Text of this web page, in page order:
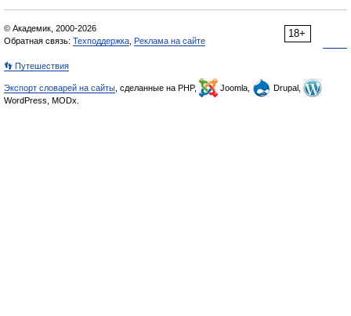
18+
© Академик, 2000-2026
Обратная связь: Техподдержка Реклама на сайте
👣 Путешествия
Экспорт словарей на сайты , сделанные на PHP, Joomla,
Drupal,
WordPress, MODx.